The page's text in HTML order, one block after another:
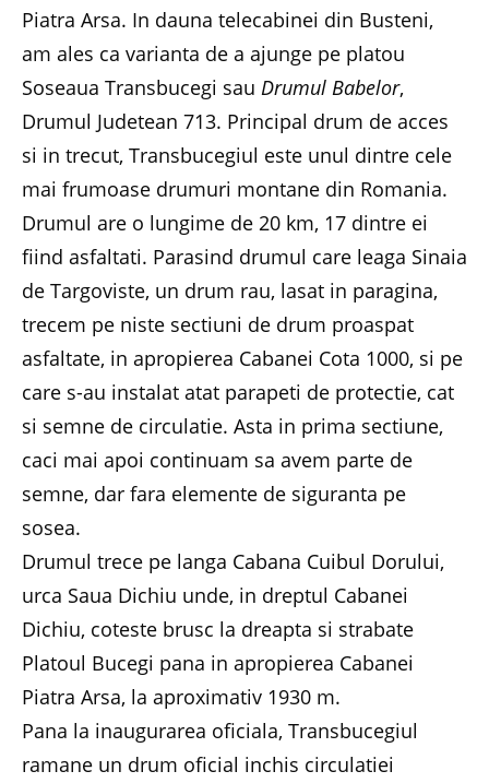
Piatra Arsa. In dauna telecabinei din Busteni,
am ales ca varianta de a ajunge pe platou
Soseaua Transbucegi sau Drumul Babelor,
Drumul Judetean 713. Principal drum de acces
si in trecut, Transbucegiul este unul dintre cele
mai frumoase drumuri montane din Romania.
Drumul are o lungime de 20 km, 17 dintre ei
fiind asfaltati. Parasind drumul care leaga Sinaia
de Targoviste, un drum rau, lasat in paragina,
trecem pe niste sectiuni de drum proaspat
asfaltate, in apropierea Cabanei Cota 1000, si pe
care s-au instalat atat parapeti de protectie, cat
si semne de circulatie. Asta in prima sectiune,
caci mai apoi continuam sa avem parte de
semne, dar fara elemente de siguranta pe
sosea.
Drumul trece pe langa Cabana Cuibul Dorului,
urca Saua Dichiu unde, in dreptul Cabanei
Dichiu, coteste brusc la dreapta si strabate
Platoul Bucegi pana in apropierea Cabanei
Piatra Arsa, la aproximativ 1930 m.
Pana la inaugurarea oficiala, Transbucegiul
ramane un drum oficial inchis circulatiei